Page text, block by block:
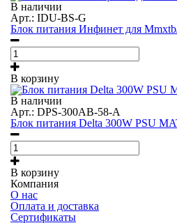
В наличии
Арт.: IDU-BS-G
Блок питания Инфинет для
В корзину
В наличии
Арт.: DPS-300AB-58-A
Блок питания Delta 300W PSU
В корзину
Компания
О нас
Оплата и доставка
Сертификаты